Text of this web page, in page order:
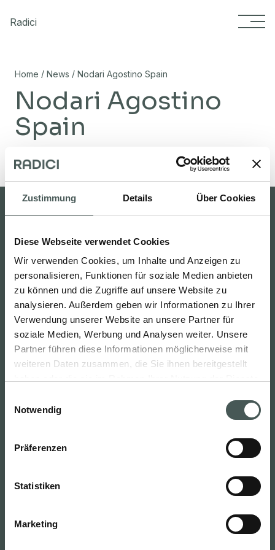
Zustimmung Details Über Cookies
Diese Webseite verwendet Cookies
Wir verwenden Cookies, um Inhalte und Anzeigen zu
personalisieren, Funktionen für soziale Medien anbieten
zu können und die Zugriffe auf unsere Website zu
analysieren. Außerdem geben wir Informationen zu Ihrer
Verwendung unserer Website an unsere Partner für
soziale Medien, Werbung und Analysen weiter. Unsere
Partner führen diese Informationen möglicherweise mit
weiteren Daten zusammen, die Sie ihnen bereitgestellt
Notwendig
Präferenzen
Statistiken
Marketing
Radici
Home / News / Nodari Agostino Spain
Nodari Agostino
Spain
Beschränktes Gebiet Carpet studio
Suche nach
Deutsch
Radici Pietro Industries & Brands
S.p.A.
Cazzano Sant’Andrea (BG) ITALIEN
Kontakt
info@radicicarpet.it
Nützliche Links